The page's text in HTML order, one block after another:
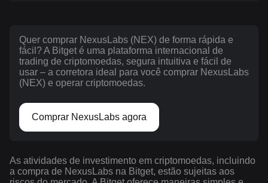
Quer comprar NexusLabs (NEX) de forma rápida e
fácil? A Bitget é uma plataforma internacional de
trading de criptomoedas, segura intuitiva e fácil de
usar – a corretora ideal para você comprar NexusLabs
(NEX) e operar criptomoedas.
Comprar NexusLabs agora
As atividades de investimento em criptomoedas, incluindo
a compra de NexusLabs na Bitget, estão sujeitas aos